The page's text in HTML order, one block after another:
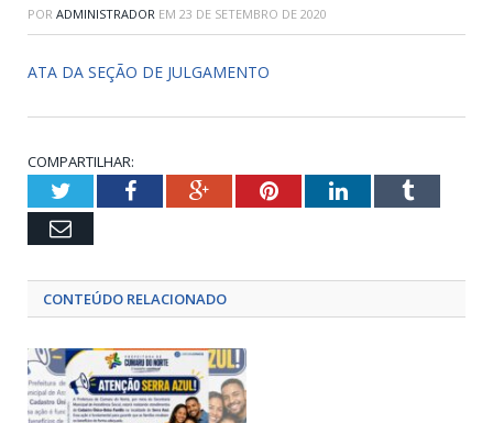
POR ADMINISTRADOR EM 23 DE SETEMBRO DE 2020
ATA DA SEÇÃO DE JULGAMENTO
COMPARTILHAR:
TwitterFacebookGoogle+PinterestLinkedInTumblr
Email
CONTEÚDO RELACIONADO